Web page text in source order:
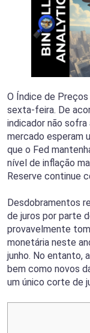
O Índice de Preços
sexta-feira. De
indicador não
mercado esperam
que o Fed
nível de inflação
Reserve continue
Desdobramentos
de juros por parte
provavelmente
monetária neste
junho. No entanto,
bem como novos
um único corte de